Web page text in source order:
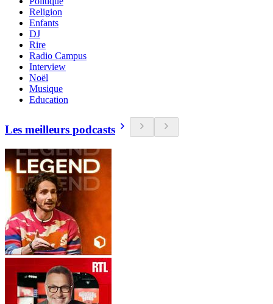
Religion
Enfants
DJ
Rire
Radio Campus
Interview
Noël
Musique
Education
Les meilleurs podcasts